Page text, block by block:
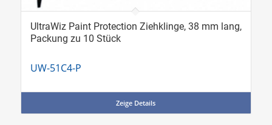
UltraWiz Paint Protection Ziehklinge, 38 mm lang,
Packung zu 10 Stück
UW-51C4-P
Zeige Details